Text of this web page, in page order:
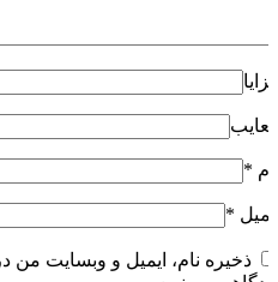
*
*
ذخیره نام، ایمیل و وبسایت من